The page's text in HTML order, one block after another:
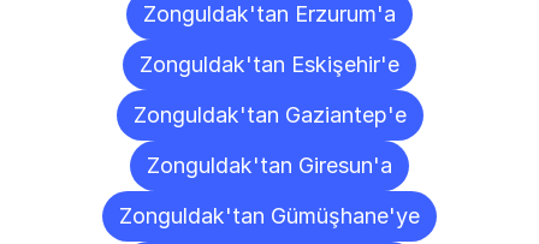
Zonguldak'tan Erzurum'a
Zonguldak'tan Eskişehir'e
Zonguldak'tan Gaziantep'e
Zonguldak'tan Giresun'a
Zonguldak'tan Gümüşhane'ye